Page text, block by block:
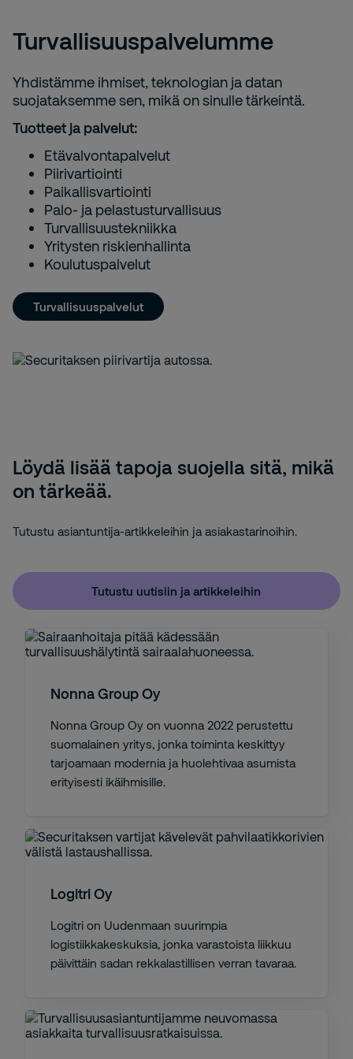
Turvallisuuspalvelumme
Yhdistämme ihmiset, teknologian ja datan
suojataksemme sen, mikä on sinulle tärkeintä.
Tuotteet ja palvelut:
Etävalvontapalvelut
Piirivartiointi
Paikallisvartiointi
Palo- ja pelastusturvallisuus
Turvallisuustekniikka
Yritysten riskienhallinta
Koulutuspalvelut
Turvallisuuspalvelut
Löydä lisää tapoja suojella sitä, mikä
on tärkeää.
Tutustu asiantuntija-artikkeleihin ja asiakastarinoihin.
Tutustu uutisiin ja artikkeleihin
Nonna Group Oy
Nonna Group Oy on vuonna 2022 perustettu
suomalainen yritys, jonka toiminta keskittyy
tarjoamaan modernia ja huolehtivaa asumista
erityisesti ikäihmisille.
Logitri Oy
Logitri on Uudenmaan suurimpia
logistiikkakeskuksia, jonka varastoista liikkuu
päivittäin sadan rekkalastillisen verran tavaraa.